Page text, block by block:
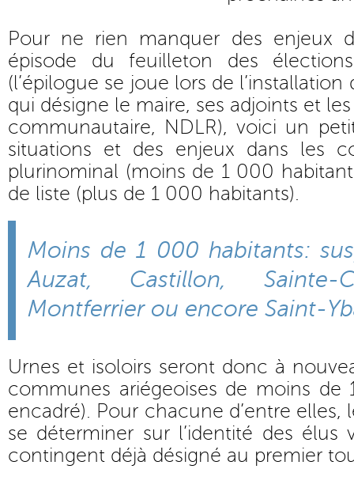
Pour ne rien manquer des enjeux
épisode du feuilleton des
(l’épilogue se joue lors de
qui désigne le maire, ses adjoints et
communautaire, NDLR), voici un
situations et des enjeux dans les
plurinominal (moins de 1 000
de liste (plus de 1 000 habitants).
Moins de 1 000 habitants:
Auzat, Castillon, Sainte-
Montferrier ou encore Saint-
Urnes et isoloirs seront donc à
communes ariégeoises de moins de
encadré). Pour chacune d’entre elles,
se déterminer sur l’identité des élus
contingent déjà désigné au premier